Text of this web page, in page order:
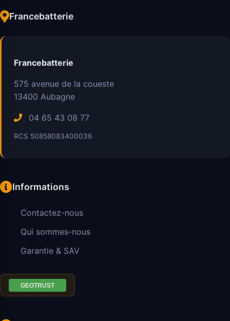
Francebatterie
Francebatterie
575 avenue de la coueste
13400 Aubagne
04 65 43 08 77
RCS 50858083400036
Informations
Contactez-nous
Qui sommes-nous
Garantie & SAV